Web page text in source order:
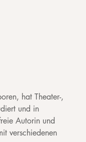
hat Theater-,
und in
Autorin und
verschiedenen